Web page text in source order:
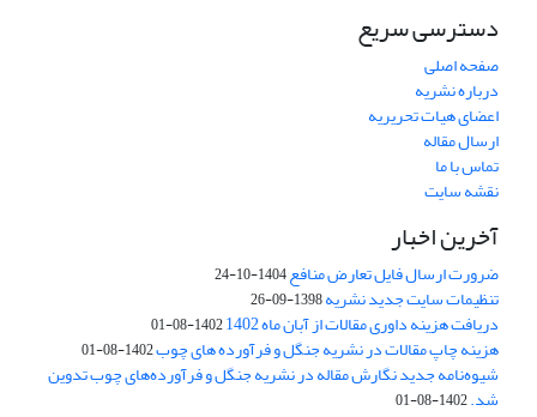
دسترسی سریع
صفحه اصلی
درباره نشریه
اعضای هیات تحریریه
ارسال مقاله
تماس با ما
نقشه سایت
آخرین اخبار
ضرورت ارسال فایل تعارض منافع1404-10-24
تنظیمات سایت جدید نشریه1398-09-26
دریافت هزینه داوری مقالات از آبان ماه 1402 1402-08-01
هزینه چاپ مقالات در نشریه جنگل و فرآورده های چوب1402-08-01
شیوه‌نامه جدید نگارش مقاله در نشریه جنگل و فرآورده‌های چوب تدوین
شد.1402-08-01